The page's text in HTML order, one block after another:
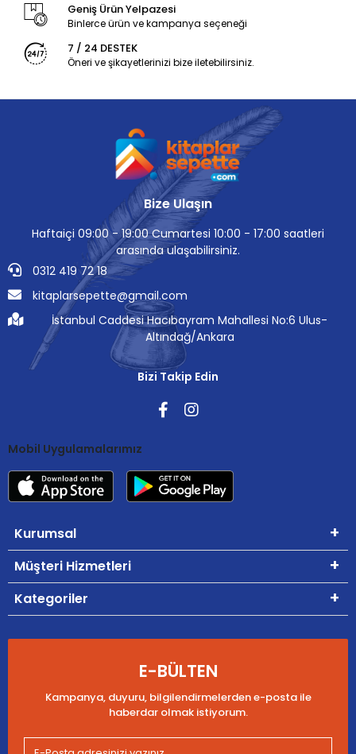
Geniş Ürün Yelpazesi
Binlerce ürün ve kampanya seçeneği
7 / 24 DESTEK
Öneri ve şikayetlerinizi bize iletebilirsiniz.
Bize Ulaşın
Haftaiçi 09:00 - 19:00 Cumartesi 10:00 - 17:00 saatleri
arasında ulaşabilirsiniz.
0312 419 72 18
kitaplarsepette@gmail.com
İstanbul Caddesi Hacıbayram Mahallesi No:6 Ulus-
Altındağ/Ankara
Bizi Takip Edin
Mobil Uygulamalarımız
Kurumsal
Müşteri Hizmetleri
Kategoriler
E-BÜLTEN
Kampanya, duyuru, bilgilendirmelerden e-posta ile
haberdar olmak istiyorum.